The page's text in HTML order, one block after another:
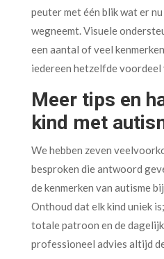
peuter met één blik wat er
wegneemt. Visuele
een aantal of veel
iedereen hetzelfde voordeel
Meer tips en
kind met
We hebben zeven
besproken die antwoord
de kenmerken van autisme
Onthoud dat elk kind uniek
totale patroon en de
professioneel advies altijd